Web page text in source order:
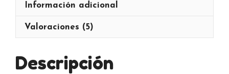
Información adicional
Valoraciones (5)
Descripción